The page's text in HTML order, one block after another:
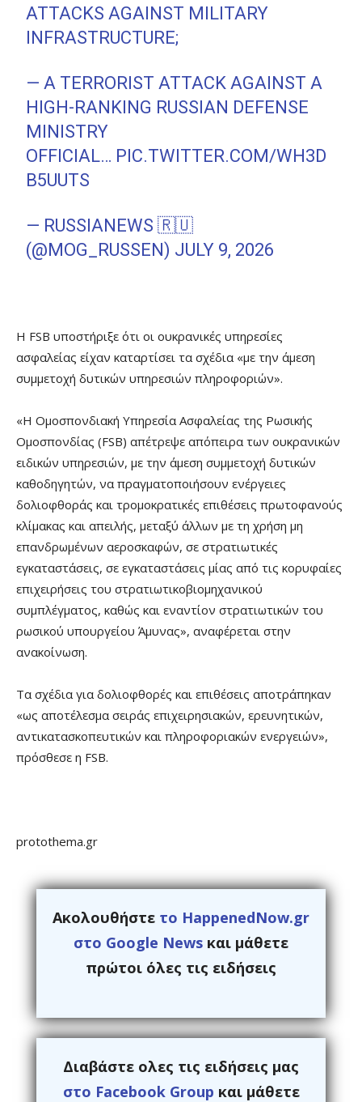
ATTACKS AGAINST MILITARY
INFRASTRUCTURE;
— A TERRORIST ATTACK AGAINST A
HIGH-RANKING RUSSIAN DEFENSE
MINISTRY
OFFICIAL… PIC.TWITTER.COM/WH3D
B5UUTS
— RUSSIANEWS 🇷🇺
(@MOG_RUSSEN) JULY 9, 2026
Η FSB υποστήριξε ότι οι ουκρανικές υπηρεσίες
ασφαλείας είχαν καταρτίσει τα σχέδια «με την άμεση
συμμετοχή δυτικών υπηρεσιών πληροφοριών».
«Η Ομοσπονδιακή Υπηρεσία Ασφαλείας της Ρωσικής
Ομοσπονδίας (FSB) απέτρεψε απόπειρα των ουκρανικών
ειδικών υπηρεσιών, με την άμεση συμμετοχή δυτικών
καθοδηγητών, να πραγματοποιήσουν ενέργειες
δολιοφθοράς και τρομοκρατικές επιθέσεις πρωτοφανούς
κλίμακας και απειλής, μεταξύ άλλων με τη χρήση μη
επανδρωμένων αεροσκαφών, σε στρατιωτικές
εγκαταστάσεις, σε εγκαταστάσεις μίας από τις κορυφαίες
επιχειρήσεις του στρατιωτικοβιομηχανικού
συμπλέγματος, καθώς και εναντίον στρατιωτικών του
ρωσικού υπουργείου Άμυνας», αναφέρεται στην
ανακοίνωση.
Τα σχέδια για δολιοφθορές και επιθέσεις αποτράπηκαν
«ως αποτέλεσμα σειράς επιχειρησιακών, ερευνητικών,
αντικατασκοπευτικών και πληροφοριακών ενεργειών»,
πρόσθεσε η FSB.
protothema.gr
Ακολουθήστε το HappenedNow.gr
στο Google News και μάθετε
πρώτοι όλες τις ειδήσεις
Διαβάστε ολες τις ειδήσεις μας
στο Facebook Group και μάθετε